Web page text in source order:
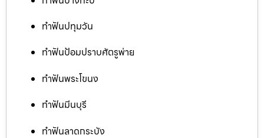
ทำฟันปทุมวัน
ทำฟันป้อมปราบศัตรูพ่าย
ทำฟันพระโขนง
ทำฟันมีนบุรี
ทำฟันลาดกระบัง